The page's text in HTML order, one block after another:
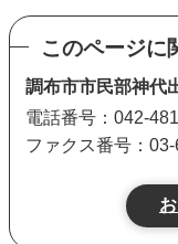
このページに
調布市市民部神代
電話番号：042-
ファクス番号：